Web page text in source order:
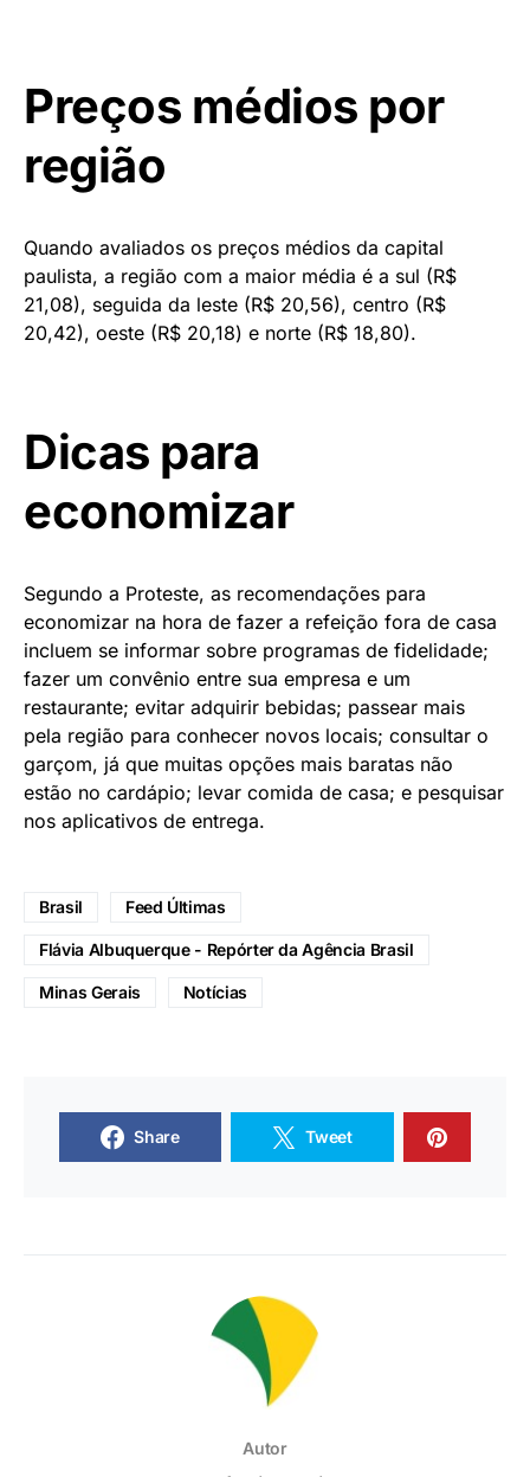
Preços médios por
região
Quando avaliados os preços médios da capital
paulista, a região com a maior média é a sul (R$
21,08), seguida da leste (R$ 20,56), centro (R$
20,42), oeste (R$ 20,18) e norte (R$ 18,80).
Dicas para
economizar
Segundo a Proteste, as recomendações para
economizar na hora de fazer a refeição fora de casa
incluem se informar sobre programas de fidelidade;
fazer um convênio entre sua empresa e um
restaurante; evitar adquirir bebidas; passear mais
pela região para conhecer novos locais; consultar o
garçom, já que muitas opções mais baratas não
estão no cardápio; levar comida de casa; e pesquisar
nos aplicativos de entrega.
Brasil Feed Últimas
Flávia Albuquerque - Repórter da Agência Brasil
Minas Gerais Notícias
Share Tweet
Autor